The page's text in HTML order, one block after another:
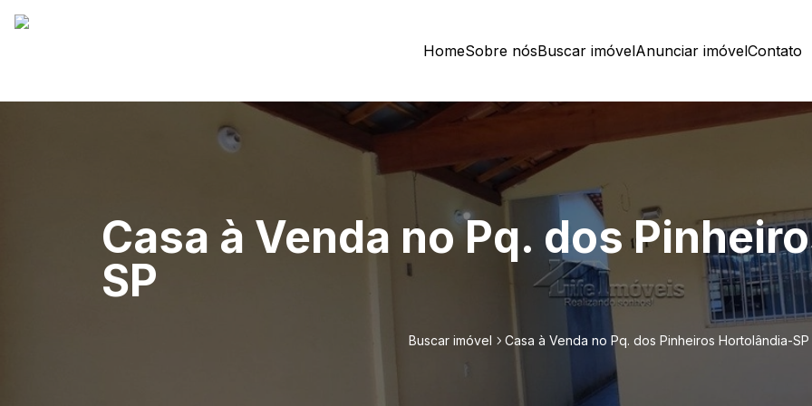
HomeSobre nósBuscar imóvelAnunciar imóvelContato
Casa à Venda no Pq. dos
SP
Buscar imóvel Casa à Venda no Pq. dos Pinheiros Hortolândia-SP